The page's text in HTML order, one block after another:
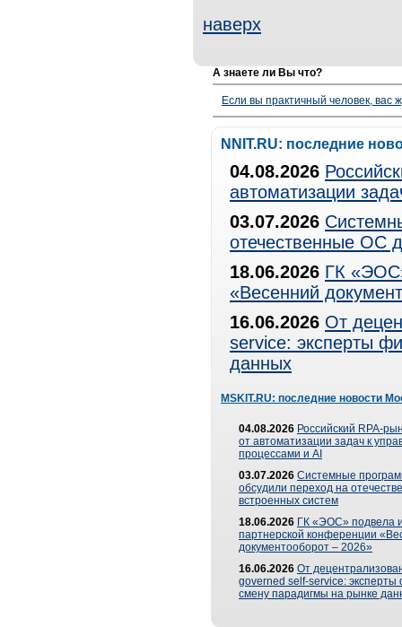
наверх
А знаете ли Вы что?
Если вы практичный человек, вас
NNIT.RU: последние
04.08.2026
автоматизации
03.07.2026
отечественные ОС
18.06.2026 ГК
«Весенний
16.06.2026 От
service: эксперты
данных
MSKIT.RU: последние новости
04.08.2026 Российский RPA-
от автоматизации задач к
процессами и AI
03.07.2026 Системные
обсудили переход на
встроенных систем
18.06.2026 ГК «ЭОС» подвела
партнерской конференции
документооборот – 2026»
16.06.2026 От
governed self-service: эксперты
смену парадигмы на рынке